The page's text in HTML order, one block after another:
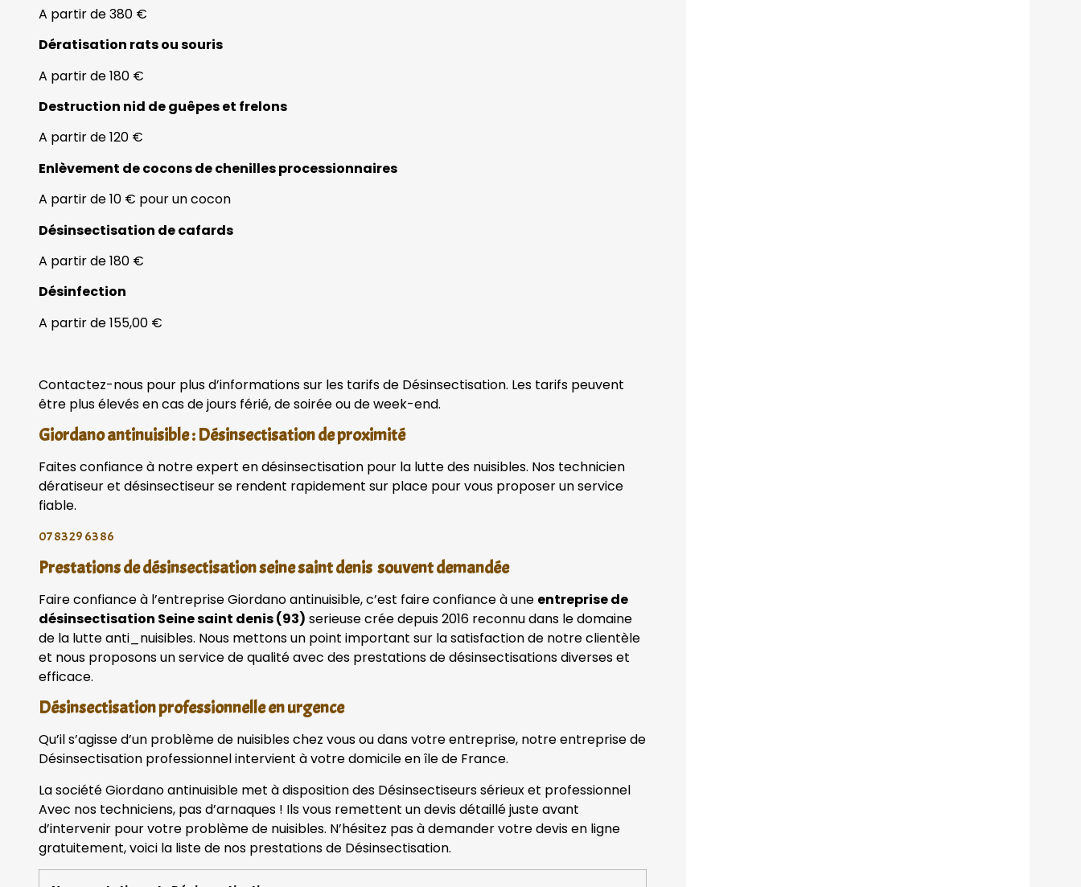
A partir de 380 €
Dératisation rats ou souris
A partir de 180 €
Destruction nid de guêpes et frelons
A partir de 120 €
Enlèvement de cocons de chenilles processionnaires
A partir de 10 € pour un cocon
Désinsectisation de cafards
A partir de 180 €
Désinfection
A partir de 155,00 €
Contactez-nous pour plus d’informations sur les tarifs de Désinsectisation. Les tarifs peuvent
être plus élevés en cas de jours férié, de soirée ou de week-end.
Giordano antinuisible : Désinsectisation de proximité
Faites confiance à notre expert en désinsectisation pour la lutte des nuisibles. Nos technicien
dératiseur et désinsectiseur se rendent rapidement sur place pour vous proposer un service
fiable.
07 83 29 63 86
Prestations de désinsectisation seine saint denis souvent demandée
Faire confiance à l’entreprise Giordano antinuisible, c’est faire confiance à une entreprise de
désinsectisation Seine saint denis (93) serieuse crée depuis 2016 reconnu dans le domaine
de la lutte anti_nuisibles. Nous mettons un point important sur la satisfaction de notre clientèle
et nous proposons un service de qualité avec des prestations de désinsectisations diverses et
efficace.
Désinsectisation professionnelle en urgence
Qu’il s’agisse d’un problème de nuisibles chez vous ou dans votre entreprise, notre entreprise de
Désinsectisation professionnel intervient à votre domicile en île de France.
La société Giordano antinuisible met à disposition des Désinsectiseurs sérieux et professionnel
Avec nos techniciens, pas d’arnaques ! Ils vous remettent un devis détaillé juste avant
d’intervenir pour votre problème de nuisibles. N’hésitez pas à demander votre devis en ligne
gratuitement, voici la liste de nos prestations de Désinsectisation.